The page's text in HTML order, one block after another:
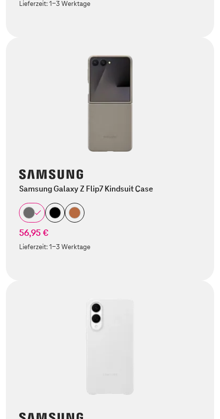
Lieferzeit:1-3 Werktage
Samsung Galaxy Z Flip7 Kindsuit Case
56,95 €
Lieferzeit:1-3 Werktage